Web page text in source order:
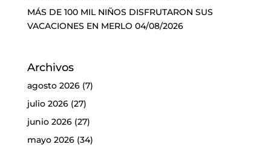
MÁS DE 100 MIL NIÑOS DISFRUTARON SUS
VACACIONES EN MERLO 04/08/2026
Archivos
agosto 2026(7)
julio 2026(27)
junio 2026(27)
mayo 2026(34)